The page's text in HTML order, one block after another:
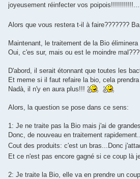
joyeusement réinfecter vos
Alors que vous restera t-il à faire???????
Maintenant, le traitement de la Bio
Oui, c'es sur, mais ou est le moindre
D'abord, il serait étonnant que toutes les
Et meme si il faut refaire la bio, cela
Nadà, il n'y en aura plus!!!
Alors, la question se pose dans ce sens:
1: Je ne traite pas la Bio mais j'ai de
Donc, de nouveau en traitement
Cout des produits: c'est un bras...Donc
Et ce n'est pas encore gagné si ce coup là
2: Je traite la Bio, elle va en prendre un